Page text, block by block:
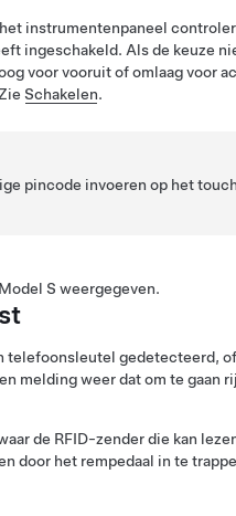
instrumentenpaneel
ingeschakeld. Als de keuze
voor vooruit of omlaag voor
Schakelen.
pincode invoeren op het
Model S weergegeven.
telefoonsleutel gedetecteerd,
melding weer dat om te gaan
de RFID-zender die kan
door het rempedaal in te